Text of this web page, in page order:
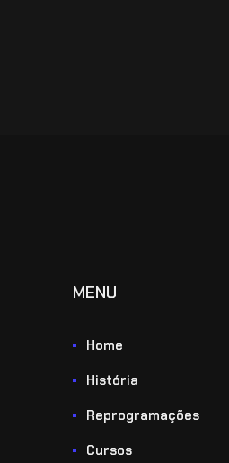
MENU
Home
História
Reprogramações
Cursos